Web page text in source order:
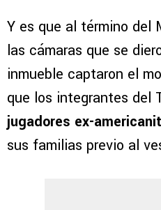
Y es que al término del
las cámaras que se
inmueble captaron el
que los integrantes del
jugadores ex-
sus familias previo al